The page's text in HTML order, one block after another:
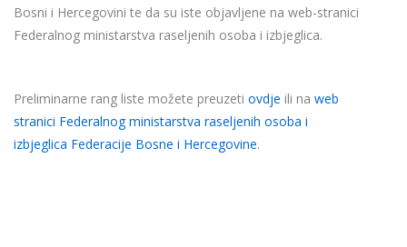
Bosni i Hercegovini te da su iste objavljene na web-stranici
Federalnog ministarstva raseljenih osoba i izbjeglica.
Preliminarne rang liste možete preuzeti ovdje ili na web
stranici Federalnog ministarstva raseljenih osoba i
izbjeglica Federacije Bosne i Hercegovine.